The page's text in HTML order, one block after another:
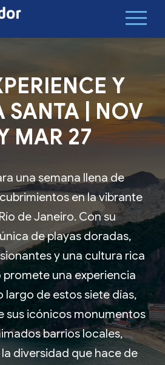
Y
SANTA | NOV
MAR 27
una semana llena de
en la vibrante
de Janeiro. Con su
de playas doradas,
y una cultura rica
promete una experiencia
largo de estos siete días,
sus icónicos monumentos
barrios locales,
diversidad que hace de